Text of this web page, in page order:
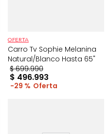
OFERTA
Carro Tv Sophie Melanina
Natural/Blanco Hasta 65"
$ 699.990
$ 496.993
29 %